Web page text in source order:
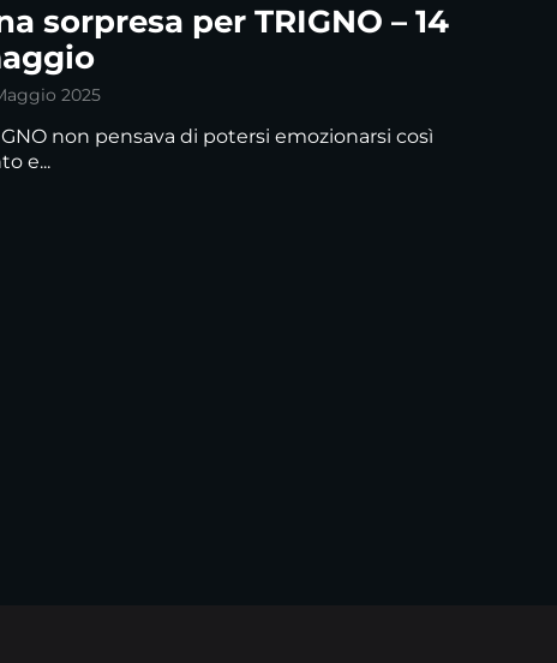
sorpresa per TRIGNO – 14
2025
non pensava di potersi emozionarsi così
e...